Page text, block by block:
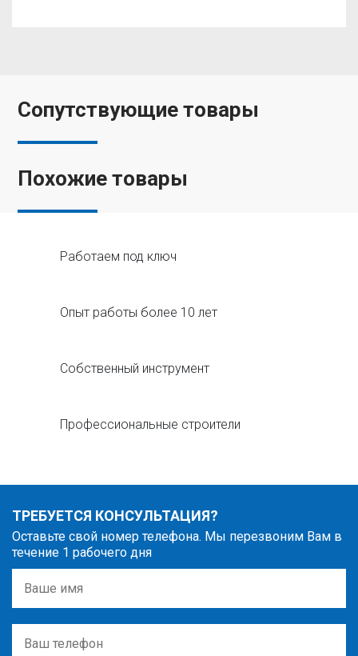
Сопутствующие товары
Похожие товары
Работаем под ключ
Опыт работы более 10 лет
Собственный инструмент
Профессиональные строители
ТРЕБУЕТСЯ КОНСУЛЬТАЦИЯ?
Оставьте свой номер телефона. Мы перезвоним Вам в
течение 1 рабочего дня